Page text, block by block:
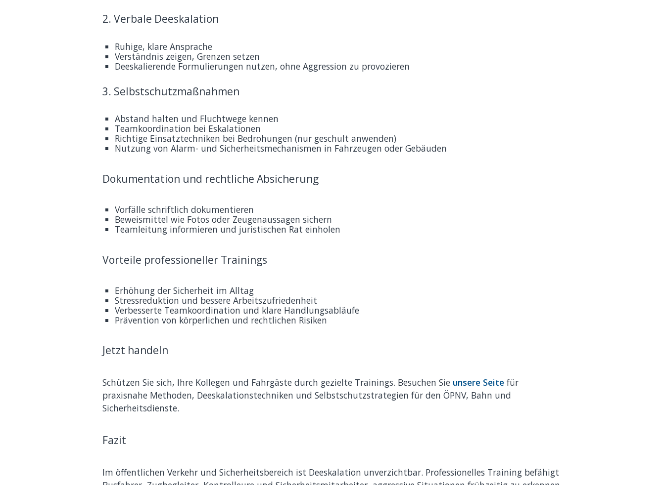
2. Verbale Deeskalation
Ruhige, klare Ansprache
Verständnis zeigen, Grenzen setzen
Deeskalierende Formulierungen nutzen, ohne Aggression zu provozieren
3. Selbstschutzmaßnahmen
Abstand halten und Fluchtwege kennen
Teamkoordination bei Eskalationen
Richtige Einsatztechniken bei Bedrohungen (nur geschult anwenden)
Nutzung von Alarm- und Sicherheitsmechanismen in Fahrzeugen oder Gebäuden
Dokumentation und rechtliche Absicherung
Vorfälle schriftlich dokumentieren
Beweismittel wie Fotos oder Zeugenaussagen sichern
Teamleitung informieren und juristischen Rat einholen
Vorteile professioneller Trainings
Erhöhung der Sicherheit im Alltag
Stressreduktion und bessere Arbeitszufriedenheit
Verbesserte Teamkoordination und klare Handlungsabläufe
Prävention von körperlichen und rechtlichen Risiken
Jetzt handeln
Schützen Sie sich, Ihre Kollegen und Fahrgäste durch gezielte Trainings. Besuchen Sie unsere Seite für
praxisnahe Methoden, Deeskalationstechniken und Selbstschutzstrategien für den ÖPNV, Bahn und
Sicherheitsdienste.
Fazit
Im öffentlichen Verkehr und Sicherheitsbereich ist Deeskalation unverzichtbar. Professionelles Training befähigt